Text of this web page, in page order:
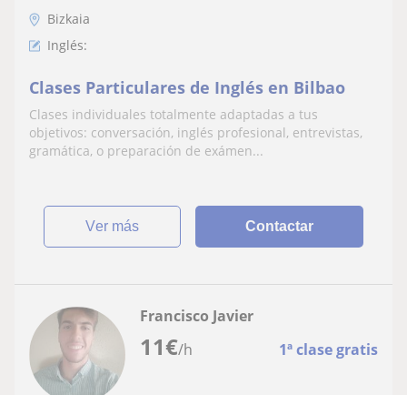
Bizkaia
Inglés:
Clases Particulares de Inglés en Bilbao
Clases individuales totalmente adaptadas a tus
objetivos: conversación, inglés profesional, entrevistas,
gramática, o preparación de exámen...
ver más Contactar
11€/h 1ª clase gratis
Francisco Javier